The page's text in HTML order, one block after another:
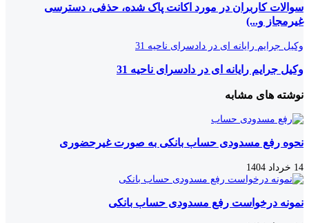
سوالات کاربران در مورد اکانت پاک شده، حذفی، دسترسی
غیرمجاز و...)
وکیل جرایم رایانه ای در دادسرای ناحیه 31
وکیل جرایم رایانه ای در دادسرای ناحیه 31
نوشته های مشابه
نحوه رفع مسدودی حساب بانکی به صورت غیرحضوری
14 خرداد 1404
نمونه درخواست رفع مسدودی حساب بانکی